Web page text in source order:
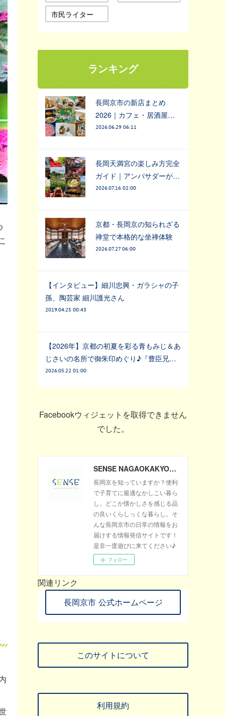
市民ライター
ランキング
長岡京市の新店まとめ
2026｜カフェ・居酒屋…
2026.06.29 06:11
長岡天満宮の楽しみ方完全
ガイド｜アンバサダーが…
2026.07.16 02:00
京都・長岡京の知られざる
禅堂で本格的な坐禅体験
2026.07.27 06:00
【インタビュー】細川忠興・ガラシャの子
孫、陶芸家 細川護光さん
2019.04.25 00:43
【2026年】京都の初夏を彩る青もみじ＆あ
じさいの名所で御朱印めぐり♪『豊臣兄…
2026.05.22 01:00
Facebookウィジェットを取得できません
でした。
SENSE NAGAOKAKYO ～長岡京市のサブサイト～
長岡京を知っていますか？便利
で子育てに最適なかしこい暮ら
し。どこか懐かしさを感じる品
の良いくらしっくな暮らし。そ
んな長岡京市の日常の情報をお
届けする情報発信サイトです！
是非一度遊びに来てください♪
フォロー
関連リンク
長岡京市 公式ホームページ
このサイトについて
利用規約